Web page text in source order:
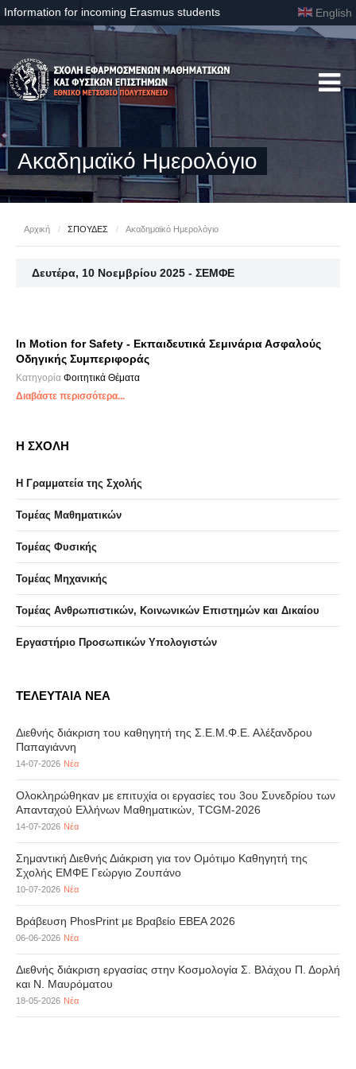
Information for incoming Erasmus students English
Ακαδημαϊκό Ημερολόγιο
Αρχική / ΣΠΟΥΔΕΣ / Ακαδημαϊκό Ημερολόγιο
Δευτέρα, 10 Νοεμβρίου 2025 - ΣΕΜΦΕ
In Motion for Safety - Εκπαιδευτικά Σεμινάρια Ασφαλούς
Οδηγικής Συμπεριφοράς
Κατηγορία Φοιτητικά Θέματα
Διαβάστε περισσότερα...
Η ΣΧΟΛΗ
Η Γραμματεία της Σχολής
Τομέας Μαθηματικών
Τομέας Φυσικής
Τομέας Μηχανικής
Τομέας Ανθρωπιστικών, Κοινωνικών Επιστημών και Δικαίου
Eργαστήριo Προσωπικών Υπολογιστών
ΤΕΛΕΥΤΑΙΑ ΝΕΑ
Διεθνής διάκριση του καθηγητή της Σ.Ε.Μ.Φ.Ε. Αλέξανδρου
Παπαγιάννη
14-07-2026 Νέα
Ολοκληρώθηκαν με επιτυχία οι εργασίες του 3ου Συνεδρίου των
Απανταχού Ελλήνων Μαθηματικών, TCGM-2026
14-07-2026 Νέα
Σημαντική Διεθνής Διάκριση για τον Ομότιμο Καθηγητή της
Σχολής ΕΜΦΕ Γεώργιο Ζουπάνο
10-07-2026 Νέα
Βράβευση PhosPrint με Βραβείο ΕΒΕΑ 2026
06-06-2026 Νέα
Διεθνής διάκριση εργασίας στην Κοσμολογία Σ. Βλάχου Π. Δορλή
και Ν. Μαυρόματου
18-05-2026 Νέα